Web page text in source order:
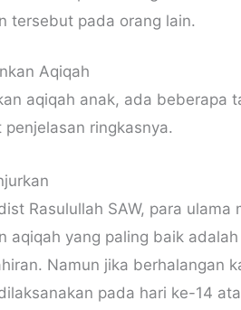
tersebut pada orang lain.
Aqiqah
aqiqah anak, ada beberapa
ringkasnya.
Rasulullah SAW, para ulama
aqiqah yang paling baik
Namun jika berhalangan
pada hari ke-14